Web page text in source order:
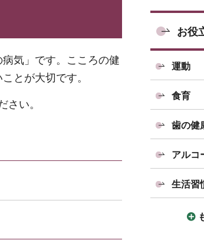
気」です。こころの健
とが大切です。
さい。
お役
運動
食育
歯の健
アルコ
生活習